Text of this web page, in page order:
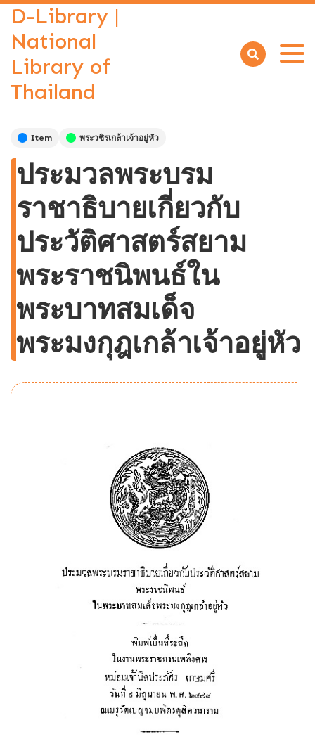
D-Library |
National
Library of
Thailand
Open
Item พระวชิรเกล้าเจ้าอยู่หัว
ประมวลพระบรม
ราชาธิบายเกี่ยวกับ
ประวัติศาสตร์สยาม
พระราชนิพนธ์ใน
พระบาทสมเด็จ
พระมงกุฎเกล้าเจ้าอยู่หัว